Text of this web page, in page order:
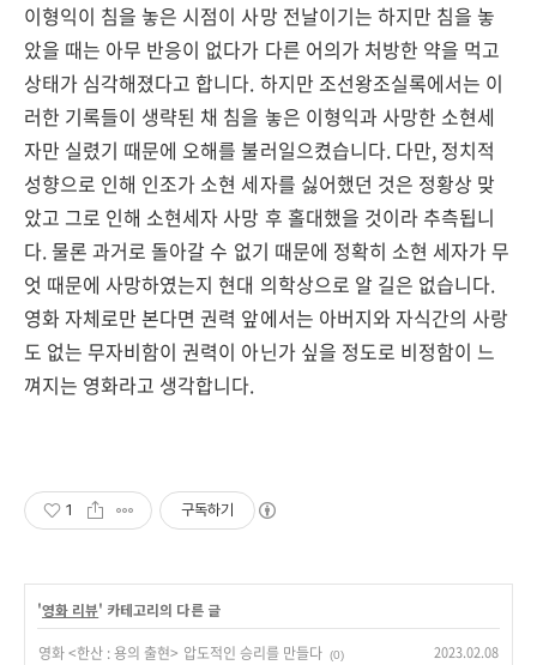
이형익이 침을 놓은 시점이 사망 전날이기는 하지만 침을 놓
았을 때는 아무 반응이 없다가 다른 어의가 처방한 약을 먹고
상태가 심각해졌다고 합니다. 하지만 조선왕조실록에서는 이
러한 기록들이 생략된 채 침을 놓은 이형익과 사망한 소현세
자만 실렸기 때문에 오해를 불러일으켰습니다. 다만, 정치적
성향으로 인해 인조가 소현 세자를 싫어했던 것은 정황상 맞
았고 그로 인해 소현세자 사망 후 홀대했을 것이라 추측됩니
다. 물론 과거로 돌아갈 수 없기 때문에 정확히 소현 세자가 무
엇 때문에 사망하였는지 현대 의학상으로 알 길은 없습니다.
영화 자체로만 본다면 권력 앞에서는 아버지와 자식간의 사랑
도 없는 무자비함이 권력이 아닌가 싶을 정도로 비정함이 느
껴지는 영화라고 생각합니다.
1 구독하기
'영화 리뷰' 카테고리의 다른 글
영화 <한산 : 용의 출현> 압도적인 승리를 만들다 (0) 2023.02.08